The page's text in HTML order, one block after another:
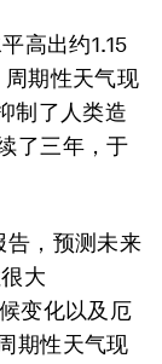
高出约1.15
期性天气现
制了人类造
了三年，于
告，预测未来
大
变化以及厄
期性天气现